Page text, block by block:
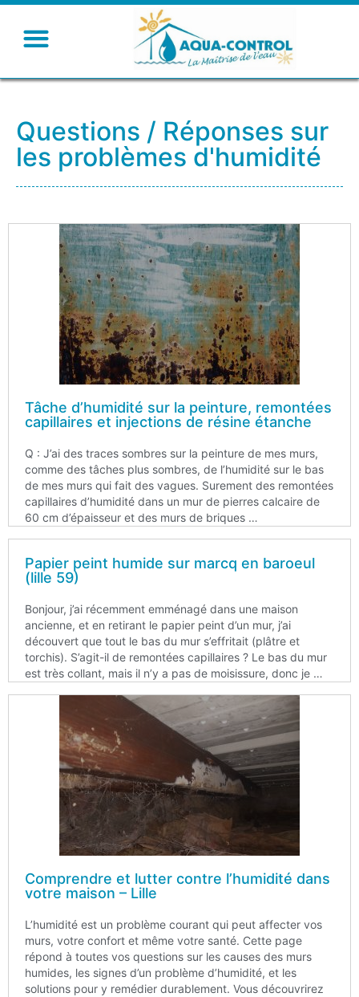
Questions / Réponses sur
les problèmes d'humidité
Tâche d’humidité sur la peinture, remontées
capillaires et injections de résine étanche
Q : J’ai des traces sombres sur la peinture de mes murs,
comme des tâches plus sombres, de l’humidité sur le bas
de mes murs qui fait des vagues. Surement des remontées
capillaires d’humidité dans un mur de pierres calcaire de
60 cm d’épaisseur et des murs de briques …
Papier peint humide sur marcq en baroeul
(lille 59)
Bonjour, j’ai récemment emménagé dans une maison
ancienne, et en retirant le papier peint d’un mur, j’ai
découvert que tout le bas du mur s’effritait (plâtre et
torchis). S’agit-il de remontées capillaires ? Le bas du mur
est très collant, mais il n’y a pas de moisissure, donc je …
Comprendre et lutter contre l’humidité dans
votre maison – Lille
L’humidité est un problème courant qui peut affecter vos
murs, votre confort et même votre santé. Cette page
répond à toutes vos questions sur les causes des murs
humides, les signes d’un problème d’humidité, et les
solutions pour y remédier durablement. Vous découvrirez